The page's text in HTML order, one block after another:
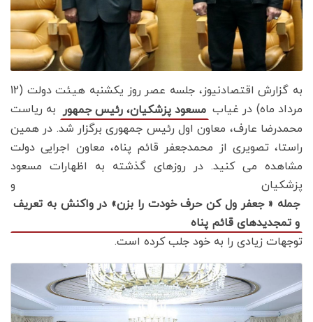
به گزارش اقتصادنیوز، جلسه عصر روز یکشنبه هیئت دولت (12
مرداد ماه) در غیاب مسعود پزشکیان، رئیس جمهور
به ریاست
محمدرضا عارف، معاون اول رئیس جمهوری برگزار شد. در همین
راستا، تصویری از محمدجعفر قائم پناه، معاون اجرایی دولت
مشاهده می کنید. در روزهای گذشته به اظهارات مسعود
پزشکیان و
جمله « جعفر ول کن حرف خودت را بزن» در واکنش به تعریف
و تمجدیدهای قائم پناه
توجهات زیادی را به خود جلب کرده است.